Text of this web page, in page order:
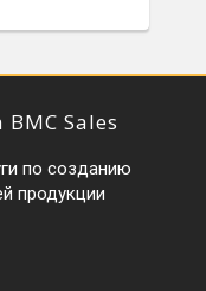
Sales
по созданию
продукции